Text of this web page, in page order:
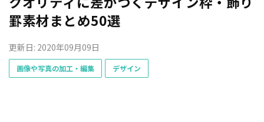
罫素材まとめ50選
更新日: 2020年09月09日
画像や写真の加工・編集 デザイン